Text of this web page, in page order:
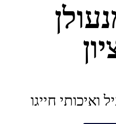
ואיכותי חייגו